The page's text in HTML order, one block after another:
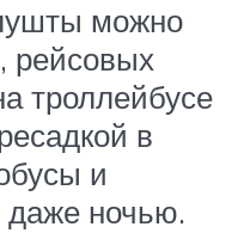
можно
рейсовых
троллейбусе
в
и
даже ночью.